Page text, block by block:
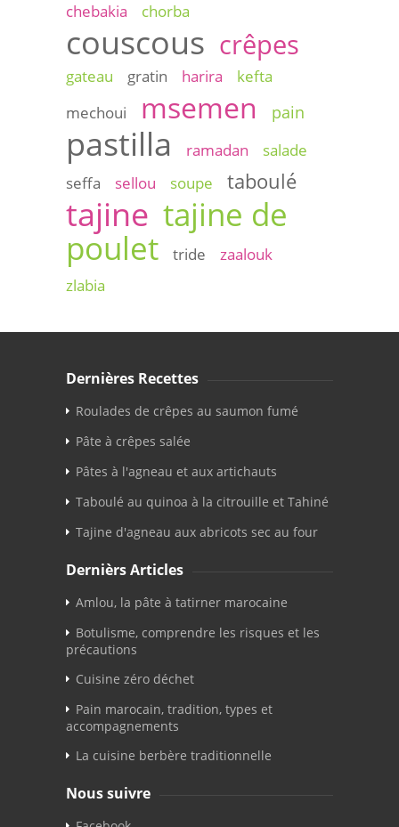
chebakia
chorba
couscous crêpes
gateau gratin harira
kefta
mechoui
msemen pain
pastilla ramadan
salade
seffa
sellou soupe taboulé
tajine tajine de
poulet
tride
zaalouk
zlabia
Dernières Recettes
Roulades de crêpes au saumon fumé
Pâte à crêpes salée
Pâtes à l'agneau et aux artichauts
Taboulé au quinoa à la citrouille et Tahiné
Tajine d'agneau aux abricots sec au four
Dernièrs Articles
Amlou, la pâte à tatirner marocaine
Botulisme, comprendre les risques et les
précautions
Cuisine zéro déchet
Pain marocain, tradition, types et
accompagnements
La cuisine berbère traditionnelle
Nous suivre